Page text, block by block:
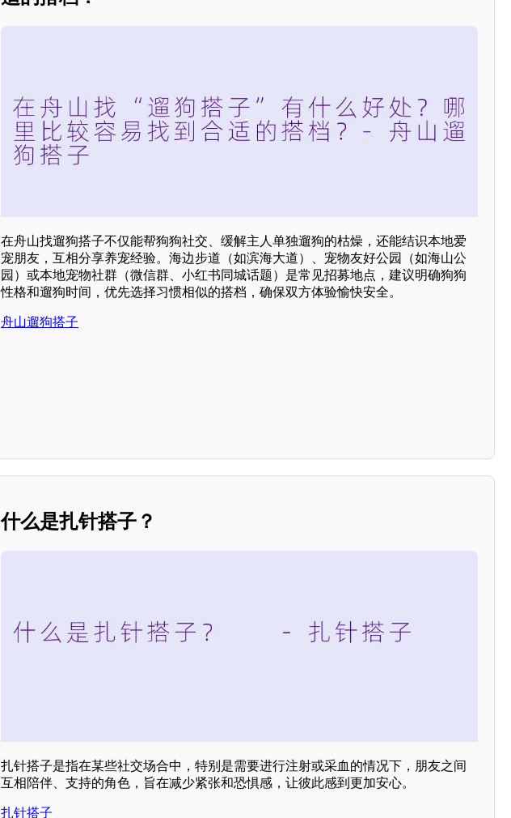
在舟山找遛狗搭子不仅能帮狗狗社交、缓解主人单独遛狗的枯燥，还能结识本地爱
宠朋友，互相分享养宠经验。海边步道（如滨海大道）、宠物友好公园（如海山公
园）或本地宠物社群（微信群、小红书同城话题）是常见招募地点，建议明确狗狗
性格和遛狗时间，优先选择习惯相似的搭档，确保双方体验愉快安全。
舟山遛狗搭子
什么是扎针搭子？
扎针搭子是指在某些社交场合中，特别是需要进行注射或采血的情况下，朋友之间
互相陪伴、支持的角色，旨在减少紧张和恐惧感，让彼此感到更加安心。
扎针搭子